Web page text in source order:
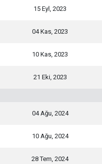
15 Eyl, 2023
04 Kas, 2023
10 Kas, 2023
21 Eki, 2023
04 Ağu, 2024
10 Ağu, 2024
28 Tem, 2024